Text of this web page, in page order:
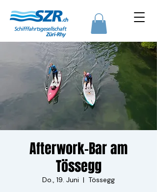
Afterwork-Bar am
Tössegg
Do., 19. Juni
  |
Tössegg